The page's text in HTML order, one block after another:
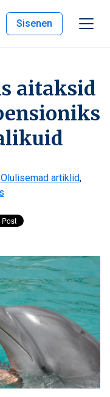
Sisenen
aitaksid
Olulisemad artiklid,